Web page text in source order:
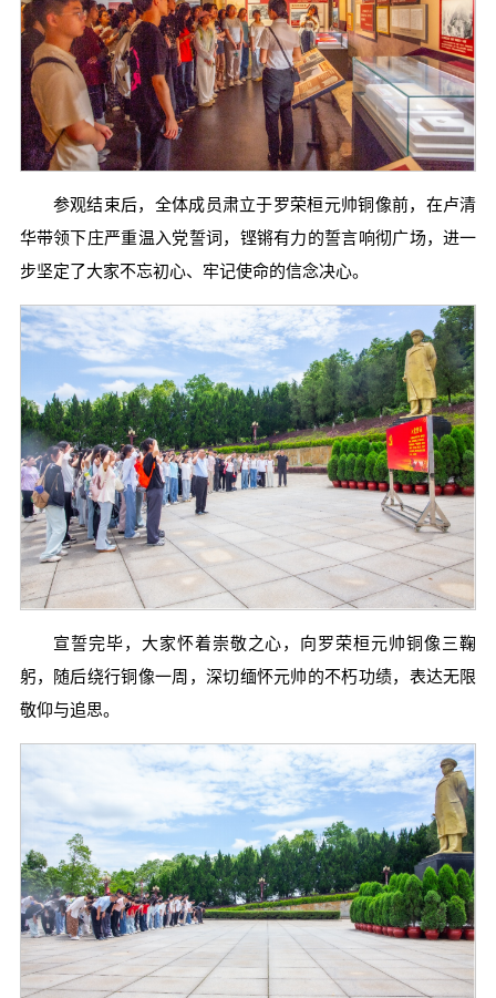
参观结束后，全体成员肃立于罗荣桓元帅铜像前，在卢清
华带领下庄严重温入党誓词，铿锵有力的誓言响彻广场，进一
步坚定了大家不忘初心、牢记使命的信念决心。
宣誓完毕，大家怀着崇敬之心，向罗荣桓元帅铜像三鞠
躬，随后绕行铜像一周，深切缅怀元帅的不朽功绩，表达无限
敬仰与追思。